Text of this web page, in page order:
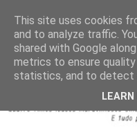
This site uses cookies
and to analyze traffic.
shared with Google
metrics to ensure
statistics, and to detect